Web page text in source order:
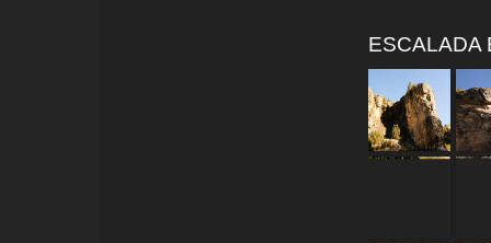
ESCALADA